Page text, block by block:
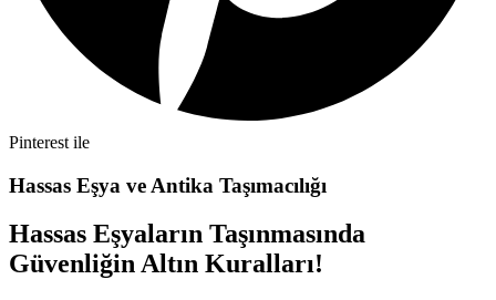
Pinterest ile
Hassas Eşya ve Antika Taşımacılığı
Hassas Eşyaların Taşınmasında
Güvenliğin Altın Kuralları!